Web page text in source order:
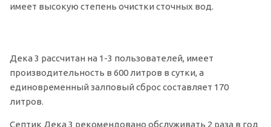
имеет высокую степень очистки сточных вод.
Дека 3 рассчитан на 1-3 пользователей, имеет
производительность в 600 литров в сутки, а
единовременный залповый сброс составляет 170
литров.
Септик Дека 3 рекомендовано обслуживать 2 раза в год